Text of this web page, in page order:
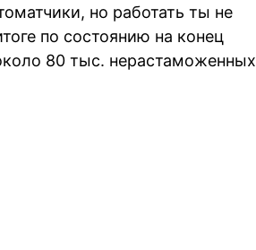
но работать ты не
по состоянию на конец
80 тыс. нерастаможенных